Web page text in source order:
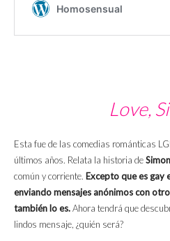
Love,
Esta fue de las comedias románticas
últimos años. Relata la historia deSimon
común y corriente. Excepto que es gay
enviando mensajes anónimos con
también lo es.Ahora tendrá que
lindos mensaje, ¿quién será?